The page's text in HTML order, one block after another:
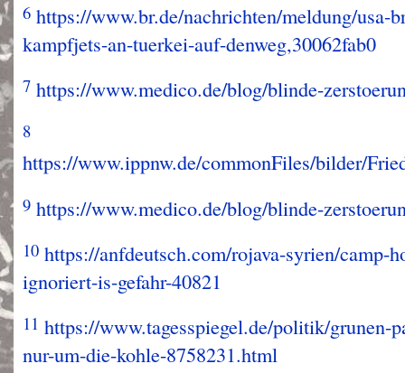
6 https://www.br.de/nachrichten/meldung/usa-
kampfjets-an-tuerkei-auf-denweg,30062fab0
7 https://www.medico.de/blog/blinde-
8
https://www.ippnw.de/commonFiles/bilder/
9 https://www.medico.de/blog/blinde-
10 https://anfdeutsch.com/rojava-syrien/camp-
ignoriert-is-gefahr-40821
11 https://www.tagesspiegel.de/politik/grunen-
nur-um-die-kohle-8758231.html